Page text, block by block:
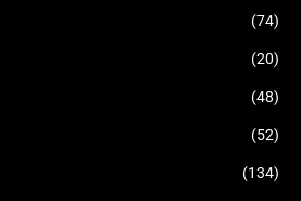
(74)
(20)
(48)
(52)
(134)